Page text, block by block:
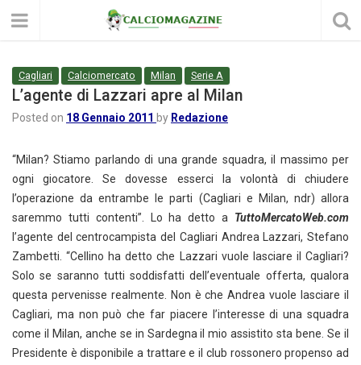
Cagliari Calciomercato Milan Serie A
L’agente di Lazzari apre al Milan
Posted on 18 Gennaio 2011 by Redazione
“Milan? Stiamo parlando di una grande squadra, il massimo per
ogni giocatore. Se dovesse esserci la volontà di chiudere
l’operazione da entrambe le parti (Cagliari e Milan, ndr) allora
saremmo tutti contenti”. Lo ha detto a TuttoMercatoWeb.com
l’agente del centrocampista del Cagliari Andrea Lazzari, Stefano
Zambetti. “Cellino ha detto che Lazzari vuole lasciare il Cagliari?
Solo se saranno tutti soddisfatti dell’eventuale offerta, qualora
questa pervenisse realmente. Non è che Andrea vuole lasciare il
Cagliari, ma non può che far piacere l’interesse di una squadra
come il Milan, anche se in Sardegna il mio assistito sta bene. Se il
Presidente è disponibile a trattare e il club rossonero propenso ad